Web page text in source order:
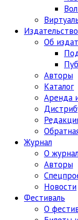
Издательство
Об
Авторы
Каталог
Аренда
Журнал
О
Авторы
Новости
Фестиваль
О